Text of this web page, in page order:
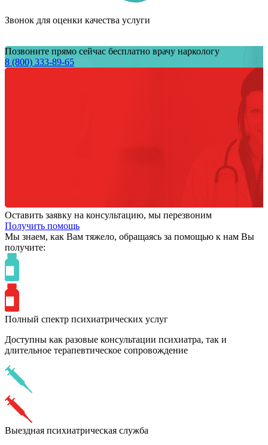
Звонок для оценки качества услуги
Позвоните прямо сейчас бесплатно врачу наркологу
8 (800) 333-89-65
Оставить заявку на консультацию, мы перезвоним
Получить помощь
Мы знаем, как Вам тяжело, обращаясь за помощью к нам Вы
получите:
Полный спектр психиатрических услуг
Доступны как разовые консультации психиатра, так и
длительное терапевтическое сопровождение
Выездная психиатрическая служба